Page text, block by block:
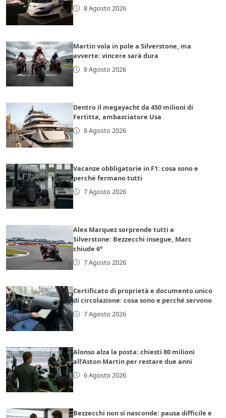
8 Agosto 2026
Martin vola in pole a Silverstone, ma
avverte: vincere sarà dura
8 Agosto 2026
Dentro il megayacht da 450 milioni di
Fertitta, ambasciatore Usa
8 Agosto 2026
Vacanze obbligatorie in F1: cosa sono e
perché fermano tutti
7 Agosto 2026
Alex Marquez sorprende tutti a
Silverstone: Bezzecchi insegue, Marc
chiude 6°
7 Agosto 2026
Certificato di proprietà e documento unico
di circolazione: cosa sono e perché servono
7 Agosto 2026
Alonso alza la posta: chiesti 80 milioni
all’Aston Martin per restare due anni
6 Agosto 2026
Bezzecchi non si nasconde: pausa difficile e